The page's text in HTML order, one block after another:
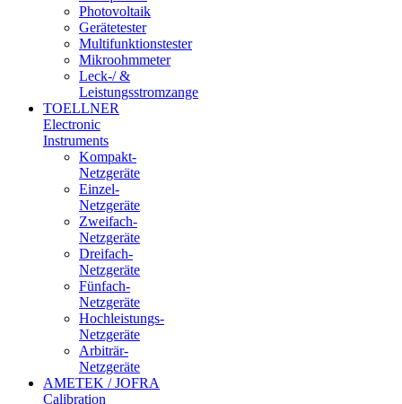
Photovoltaik
Gerätetester
Multifunktionstester
Mikroohmmeter
Leck-/ &
Leistungsstromzange
TOELLNER
Electronic
Instruments
Kompakt-
Netzgeräte
Einzel-
Netzgeräte
Zweifach-
Netzgeräte
Dreifach-
Netzgeräte
Fünfach-
Netzgeräte
Hochleistungs-
Netzgeräte
Arbiträr-
Netzgeräte
AMETEK / JOFRA
Calibration